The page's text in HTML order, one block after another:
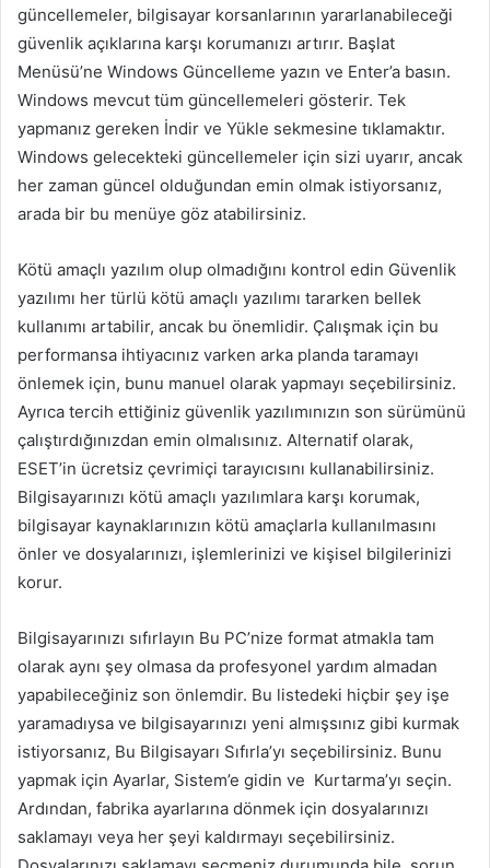
güncellemeler, bilgisayar korsanlarının yararlanabileceği
güvenlik açıklarına karşı korumanızı artırır. Başlat
Menüsü’ne Windows Güncelleme yazın ve Enter’a basın.
Windows mevcut tüm güncellemeleri gösterir. Tek
yapmanız gereken İndir ve Yükle sekmesine tıklamaktır.
Windows gelecekteki güncellemeler için sizi uyarır, ancak
her zaman güncel olduğundan emin olmak istiyorsanız,
arada bir bu menüye göz atabilirsiniz.
Kötü amaçlı yazılım olup olmadığını kontrol edin Güvenlik
yazılımı her türlü kötü amaçlı yazılımı tararken bellek
kullanımı artabilir, ancak bu önemlidir. Çalışmak için bu
performansa ihtiyacınız varken arka planda taramayı
önlemek için, bunu manuel olarak yapmayı seçebilirsiniz.
Ayrıca tercih ettiğiniz güvenlik yazılımınızın son sürümünü
çalıştırdığınızdan emin olmalısınız. Alternatif olarak,
ESET’in ücretsiz çevrimiçi tarayıcısını kullanabilirsiniz.
Bilgisayarınızı kötü amaçlı yazılımlara karşı korumak,
bilgisayar kaynaklarınızın kötü amaçlarla kullanılmasını
önler ve dosyalarınızı, işlemlerinizi ve kişisel bilgilerinizi
korur.
Bilgisayarınızı sıfırlayın Bu PC’nize format atmakla tam
olarak aynı şey olmasa da profesyonel yardım almadan
yapabileceğiniz son önlemdir. Bu listedeki hiçbir şey işe
yaramadıysa ve bilgisayarınızı yeni almışsınız gibi kurmak
istiyorsanız, Bu Bilgisayarı Sıfırla’yı seçebilirsiniz. Bunu
yapmak için Ayarlar, Sistem’e gidin ve Kurtarma’yı seçin.
Ardından, fabrika ayarlarına dönmek için dosyalarınızı
saklamayı veya her şeyi kaldırmayı seçebilirsiniz.